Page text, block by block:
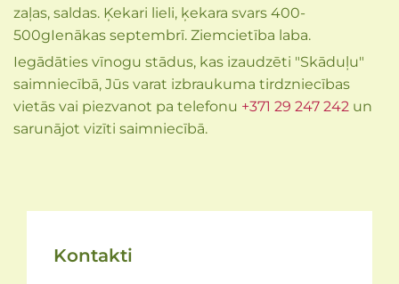
zaļas, saldas. Ķekari lieli, ķekara svars 400-
500gIenākas septembrī. Ziemcietība laba.
Iegādāties vīnogu stādus, kas izaudzēti "Skāduļu"
saimniecībā, Jūs varat izbraukuma tirdzniecības
vietās vai piezvanot pa telefonu +371 29 247 242 un
sarunājot vizīti saimniecībā.
Kontakti